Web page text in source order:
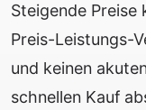
Steigende Preise
Preis-Leistungs-
und keinen
schnellen Kauf